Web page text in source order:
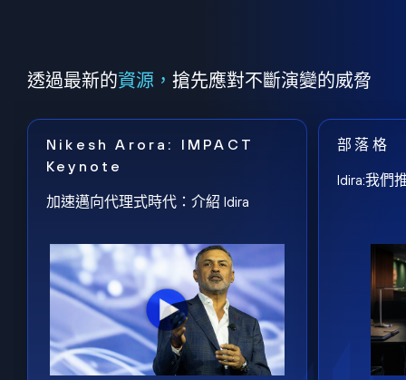
透過最新的資源， 搶先應對不斷演變的威脅
Nikesh Arora: IMPACT
Keynote
加速邁向代理式時代：介紹 Idira
部落格
Idira:我們